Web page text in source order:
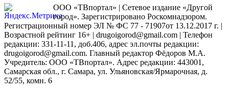
ООО «ТВпортал» | Сетевое издание «Другой
город». Зарегистрировано Роскомнадзором.
Регистрационный номер ЭЛ № ФС 77 - 71907от 13.12.2017 г. |
Возрастной рейтинг 16+ | drugoigorod@gmail.com | Телефон
редакции: 331-11-11, доб.406, адрес эл.почты редакции:
drugoigorod@gmail.com. Главный редактор Фёдоров М.А.
Учредитель: ООО «ТВпортал». Адрес редакции: 443001,
Самарская обл., г. Самара, ул. Ульяновская/Ярмарочная, д.
52/55, комн. 6